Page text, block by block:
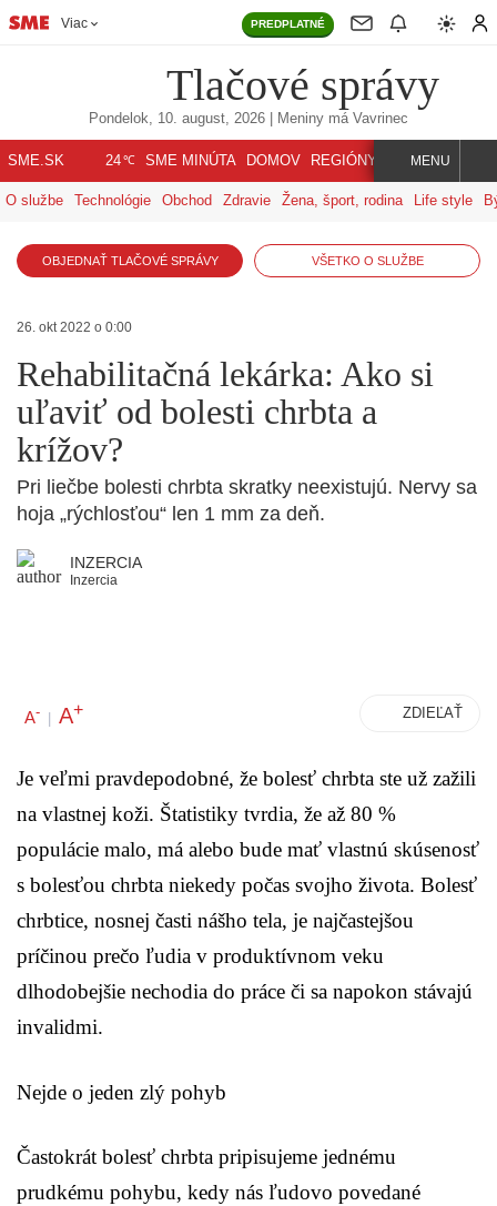
Viac PREDPLATNÉ
Tlačové správy
Pondelok, 10. august, 2026 | Meniny má Vavrinec
SME.SK 24℃ SME MINÚTA DOMOV REGIÓNY INDEX SVET
MENU
O službe Technológie Obchod Zdravie Žena, šport, rodina Life style
OBJEDNAŤ TLAČOVÉ SPRÁVY VŠETKO O SLUŽBE
26. okt 2022 o 0:00
Rehabilitačná lekárka: Ako si
uľaviť od bolesti chrbta a
krížov?
Pri liečbe bolesti chrbta skratky neexistujú. Nervy sa
hoja „rýchlosťou“ len 1 mm za deň.
INZERCIA
Inzercia
A- | A+ ZDIEĽAŤ
Je veľmi pravdepodobné, že bolesť chrbta ste už zažili
na vlastnej koži. Štatistiky tvrdia, že až 80 %
populácie malo, má alebo bude mať vlastnú skúsenosť
s bolesťou chrbta niekedy počas svojho života. Bolesť
chrbtice, nosnej časti nášho tela, je najčastejšou
príčinou prečo ľudia v produktívnom veku
dlhodobejšie nechodia do práce či sa napokon stávajú
invalidmi.
Nejde o jeden zlý pohyb
Častokrát bolesť chrbta pripisujeme jednému
prudkému pohybu, kedy nás ľudovo povedané